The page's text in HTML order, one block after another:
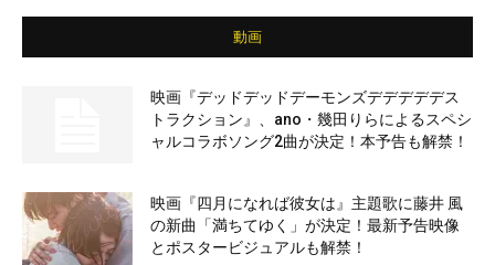
動画
映画『デッドデッドデーモンズデデデデデス
トラクション』、ano・幾田りらによるスペシ
ャルコラボソング2曲が決定！本予告も解禁！
映画『四月になれば彼女は』主題歌に藤井 風
の新曲「満ちてゆく」が決定！最新予告映像
とポスタービジュアルも解禁！